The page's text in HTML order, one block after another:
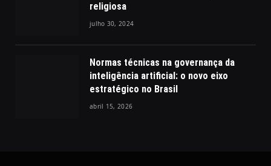
religiosa
julho 30, 2024
Normas técnicas na governança da
inteligência artificial: o novo eixo
estratégico no Brasil
abril 15, 2026